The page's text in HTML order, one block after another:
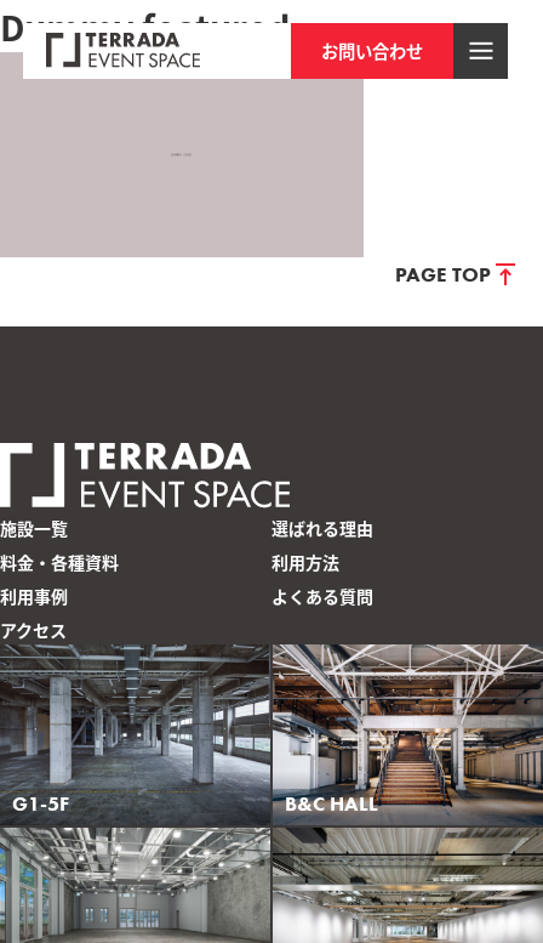
お問い合わせ
Dummy featured
PAGE TOP
施設一覧
選ばれる理由
料金・各種資料
利用方法
利用事例
よくある質問
アクセス
G1-5F B&C HALL